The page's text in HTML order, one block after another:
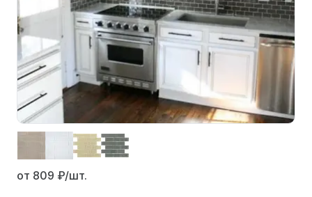
от 809 ₽/шт.